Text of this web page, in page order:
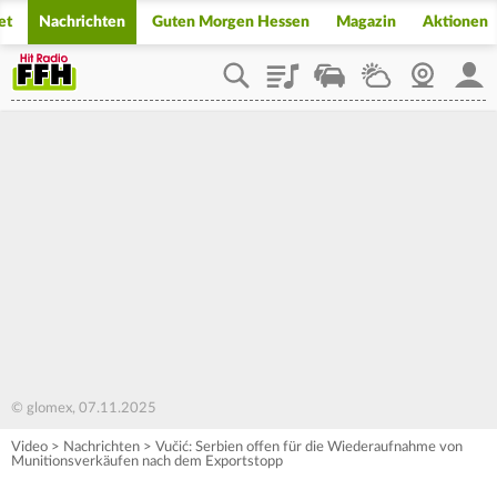
Nachrichten Guten Morgen Hessen Magazin Aktionen
PlaylistStaupilotWetterWebcam
© glomex, 07.11.2025
Video > Nachrichten > Vučić: Serbien offen für die Wiederaufnahme von
Munitionsverkäufen nach dem Exportstopp